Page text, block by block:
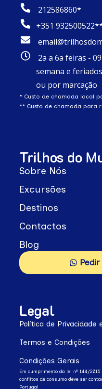
212586860*
+351
2a a 6a feiras -
semana e
ou por marcação
* Custo de chamada local
** Custo de chamada para
Trilhos do
Sobre Nós
Excursões
Destinos
Contactos
Blog
Legal
Política de Privacidade
Termos e Condições
Condições Gerais
Em cumprimento da lei nº 144/
conflitos de consumo deve ser
Portugal